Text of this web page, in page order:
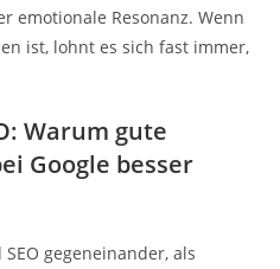
emotionale Resonanz. Wenn
ist, lohnt es sich fast immer,
Warum gute
Google besser
SEO gegeneinander, als